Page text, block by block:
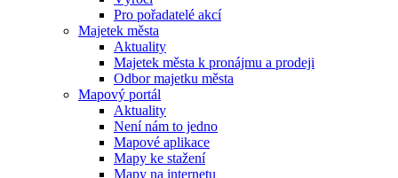
Pro pořadatelé akcí
Majetek města
Aktuality
Majetek města k pronájmu a prodeji
Odbor majetku města
Mapový portál
Aktuality
Není nám to jedno
Mapové aplikace
Mapy ke stažení
Mapy na internetu